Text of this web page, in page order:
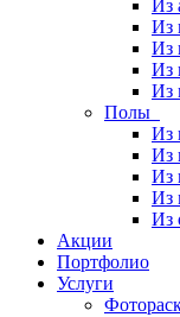
Из
Из
Из
Из
Из
Полы
Из
Из
Из
Из
Из
Акции
Портфолио
Услуги